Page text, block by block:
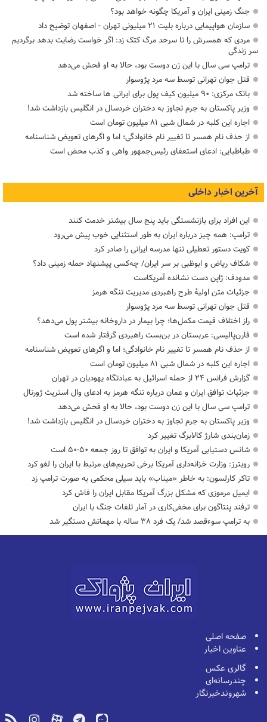
جنگ زمینی ایران و آمریکا چگونه خواهد بود؟
سازمان هواپیمایی درباره بلیت ۲۱ میلیونی تهران - اصفهان توضیح داد
مردی که همسرش را تا سرحد مرگ کتک زد: اگر خواست رضایت بدهد برگردیم
سر زندگی
ترامپ سی سال با این زن دوست بود، حالا به او فحش می‌دهد
قتل جوان تهرانی توسط سه مرد پژوسوار
بانک مرکزی: ۹۰ میلیون کیف پول برای ایرانی ها ساخته شد
وزیر پاکستان به جرم تجاوز به دختران خردسال در انگلیس بازداشت شد!
اجاره این کلبه در شمال شبی ۸۱ میلیون تومان است
از حذف نام همسر تا تغییر نام خانوادگی؛ اما و اگرهای تعویض شناسنامه
طباطبایی: ادعای استعفای رئیس‌جمهور واهی و کذب محض است
آخرین اخبار داخلی
این افراد برای بازنشستگی باید پنج سال بیشتر خدمت کنند
ترامپ: همه چیز درباره ایران به طور استثنایی خوب پیش می‌رود
کویت دستور تعطیلی تنها مدرسه ایرانی را صادر کرد
شکاف ریاض و ابوظبی بر سر ایران/ چه‌کسی پیشنهاد حمله زمینی داد؟
مدودف: ژاپن دست نشانده آمریکاست
جزئیات متن اولیۀ طرح راهبردی مدیریت تنگه هرمز
قتل جوان تهرانی توسط سه مرد پژوسوار
راز اختلاف قیمت مکمل‌ها؛ چرا بیمار در داروخانه بیشتر پول می‌دهد؟
فارن‌پالیسی: عربستان در بن‌بست راهبردی گرفتار شده است
از حذف نام همسر تا تغییر نام خانوادگی؛ اما و اگرهای تعویض شناسنامه
اجاره این کلبه در شمال شبی ۸۱ میلیون تومان است
گزارش فرانس ۲۴ از حمله اسرائیل به عبادتگاه یهودیان در تهران
جزئیات توافق ایران و عمان درباره تنگه هرمز به ادعای وال استریت ژورنال
ترامپ سی سال با این زن دوست بود، حالا به او فحش می‌دهد
وزیر پاکستان به جرم تجاوز به دختران خردسال در انگلیس بازداشت شد!
زمان‌بندی شارژ کالابرگ تغییر کرد
شانس دستیابی آمریکا و ایران به توافق تا روز جمعه ۵۰-۵۰ است
رویترز: وزارت خزانه‌داری آمریکا برخی تحریم‌های مرتبط با ایران را لغو کرد
تاکر کارلسون: به خاطر «میناب» باید سیلی محکمی به صورت ترامپ زد
ایمیل مرموزی که مشکل بزرگ آمریکا مقابل ایران را فاش کرد
ترفند پنتاگون برای مخفی‌کاری در آمار تلفات جنگ با ایران
به ترامپ سوءقصد شد/ یک فرد ۳۸ ساله با مهماتش دستگیر شد
صفحه اصلی
عناوین اخبار
گالری عکس
چندرسانه‌ای
شهروندخبرنگار